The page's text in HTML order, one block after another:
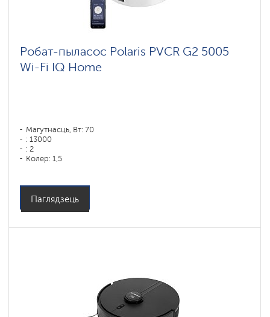
Робат-пыласос Polaris PVCR G2 5005
Wi-Fi IQ Home
Магутнасць, Вт: 70
: 13000
: 2
Колер: 1,5
Бакавыя шчоткі: 1
Паглядзець